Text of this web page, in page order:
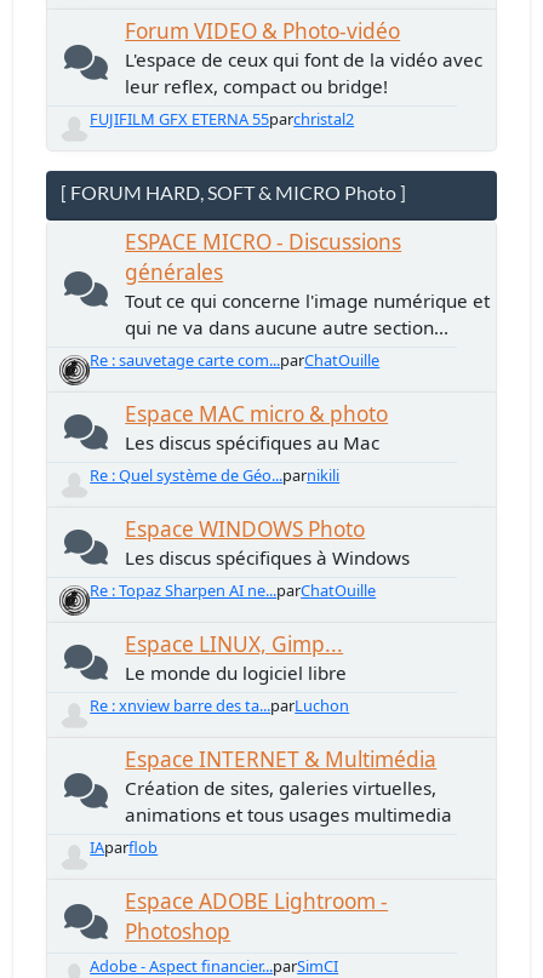
Forum VIDEO & Photo-vidéo
L'espace de ceux qui font de la vidéo avec
leur reflex, compact ou bridge!
FUJIFILM GFX ETERNA 55parchristal2
[ FORUM HARD, SOFT & MICRO Photo ]
ESPACE MICRO - Discussions
générales
Tout ce qui concerne l'image numérique et
qui ne va dans aucune autre section...
Re : sauvetage carte com...parChatOuille
Espace MAC micro & photo
Les discus spécifiques au Mac
Re : Quel système de Géo...parnikili
Espace WINDOWS Photo
Les discus spécifiques à Windows
Re : Topaz Sharpen AI ne...parChatOuille
Espace LINUX, Gimp...
Le monde du logiciel libre
Re : xnview barre des ta...parLuchon
Espace INTERNET & Multimédia
Création de sites, galeries virtuelles,
animations et tous usages multimedia
IAparflob
Espace ADOBE Lightroom -
Photoshop
Adobe - Aspect financier...parSimCI